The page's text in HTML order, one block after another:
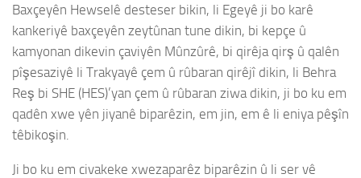
Baxçeyên Hewselê desteser bikin, li Egeyê ji bo karê
kankeriyê baxçeyên zeytûnan tune dikin, bi kepçe û
kamyonan dikevin çaviyên Mûnzûrê, bi qirêja qirş û qalên
pîşesaziyê li Trakyayê çem û rûbaran qirêjî dikin, li Behra
Reş bi SHE (HES)’yan çem û rûbaran ziwa dikin, ji bo ku em
qadên xwe yên jiyanê biparêzin, em jin, em ê li eniya pêşîn
têbikoşin.
Ji bo ku em civakeke xwezaparêz biparêzin û li ser vê